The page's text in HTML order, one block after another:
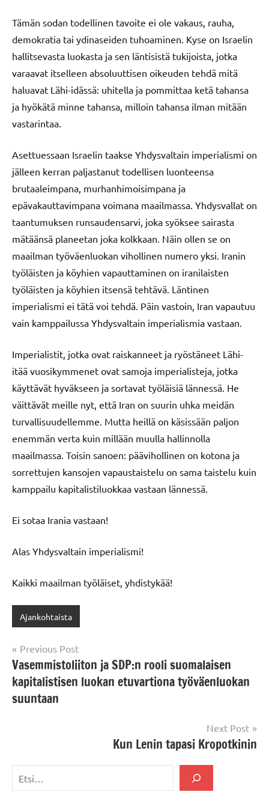
Tämän sodan todellinen tavoite ei ole vakaus, rauha,
demokratia tai ydinaseiden tuhoaminen. Kyse on Israelin
hallitsevasta luokasta ja sen läntisistä tukijoista, jotka
varaavat itselleen absoluuttisen oikeuden tehdä mitä
haluavat Lähi-idässä: uhitella ja pommittaa ketä tahansa
ja hyökätä minne tahansa, milloin tahansa ilman mitään
vastarintaa.
Asettuessaan Israelin taakse Yhdysvaltain imperialismi on
jälleen kerran paljastanut todellisen luonteensa
brutaaleimpana, murhanhimoisimpana ja
epävakauttavimpana voimana maailmassa. Yhdysvallat on
taantumuksen runsaudensarvi, joka syöksee sairasta
mätäänsä planeetan joka kolkkaan. Näin ollen se on
maailman työväenluokan vihollinen numero yksi. Iranin
työläisten ja köyhien vapauttaminen on iranilaisten
työläisten ja köyhien itsensä tehtävä. Läntinen
imperialismi ei tätä voi tehdä. Päin vastoin, Iran vapautuu
vain kamppailussa Yhdysvaltain imperialismia vastaan.
Imperialistit, jotka ovat raiskanneet ja ryöstäneet Lähi-
itää vuosikymmenet ovat samoja imperialisteja, jotka
käyttävät hyväkseen ja sortavat työläisiä lännessä. He
väittävät meille nyt, että Iran on suurin uhka meidän
turvallisuudellemme. Mutta heillä on käsissään paljon
enemmän verta kuin millään muulla hallinnolla
maailmassa. Toisin sanoen: päävihollinen on kotona ja
sorrettujen kansojen vapaustaistelu on sama taistelu kuin
kamppailu kapitalistiluokkaa vastaan lännessä.
Ei sotaa Irania vastaan!
Alas Yhdysvaltain imperialismi!
Kaikki maailman työläiset, yhdistykää!
Ajankohtaista
Artikkelien
selaus
Previous Post
Vasemmistoliiton ja SDP:n rooli suomalaisen
kapitalistisen luokan etuvartiona työväenluokan
suuntaan
Next Post
Kun Lenin tapasi Kropotkinin
Etsi